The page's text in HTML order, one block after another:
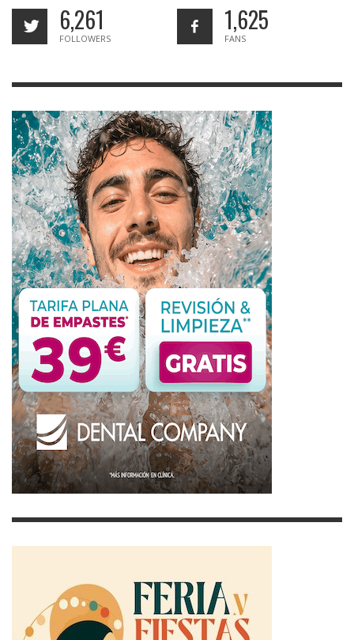
6,261
FOLLOWERS
1,625
FANS